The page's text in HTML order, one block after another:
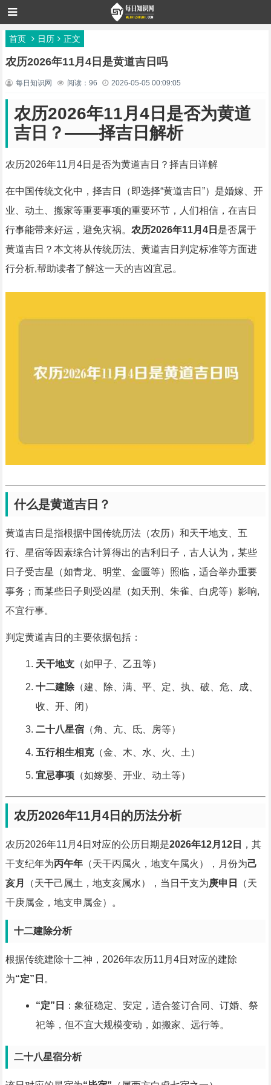
首页 日历 正文
农历2026年11月4日是黄道吉日吗
每日知识网 阅读：96 2026-05-05 00:09:05
农历2026年11月4日是否为黄道
吉日？——择吉日解析
农历2026年11月4日是否为黄道吉日？择吉日详解
在中国传统文化中，择吉日（即选择“黄道吉日”）是婚嫁、开
业、动土、搬家等重要事项的重要环节，人们相信，在吉日
行事能带来好运，避免灾祸。 农历2026年11月4日 是否属于
黄道吉日？本文将从传统历法、黄道吉日判定标准等方面进
行分析,帮助读者了解这一天的吉凶宜忌。
什么是黄道吉日？
黄道吉日是指根据中国传统历法（农历）和天干地支、五
行、星宿等因素综合计算得出的吉利日子，古人认为，某些
日子受吉星（如青龙、明堂、金匮等）照临，适合举办重要
事务；而某些日子则受凶星（如天刑、朱雀、白虎等）影响,
不宜行事。
判定黄道吉日的主要依据包括：
天干地支（如甲子、乙丑等）
十二建除（建、除、满、平、定、执、破、危、成、
收、开、闭）
二十八星宿（角、亢、氐、房等）
五行相生相克（金、木、水、火、土）
宜忌事项（如嫁娶、开业、动土等）
农历2026年11月4日的历法分析
农历2026年11月4日对应的公历日期是2026年12月12日
，其
干支纪年为丙午年（天干丙属火，地支午属火），月份为己
亥月
（天干己属土，地支亥属水），当日干支为庚申日
（天
干庚属金，地支申属金）。
十二建除分析
根据传统建除十二神，2026年农历11月4日对应的建除
为“定”日 。
“定”日
：象征稳定、安定，适合签订合同、订婚、祭
祀等，但不宜大规模变动，如搬家、远行等。
二十八星宿分析